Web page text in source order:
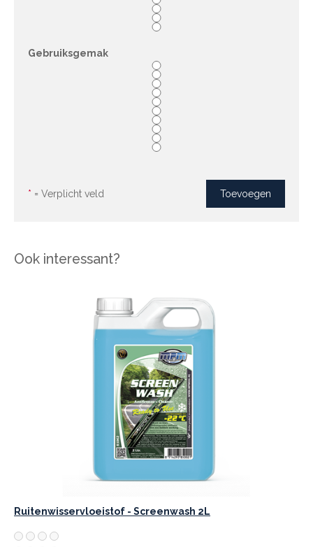
Gebruiksgemak
* = Verplicht veld
Ook interessant?
Ruitenwisservloeistof - Screenwash 2L